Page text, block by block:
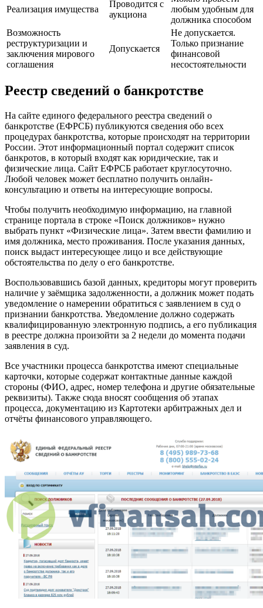
Реализация имущества
Проводится с
аукциона
любым удобным для
должника способом
Возможность
реструктуризации и
заключения мирового
соглашения
Допускается
Не допускается.
Только признание
финансовой
несостоятельности
Реестр сведений о банкротстве
На сайте единого федерального реестра сведений о
банкротстве (ЕФРСБ) публикуются сведения обо всех
процедурах банкротства, которые происходят на территории
России. Этот информационный портал содержит список
банкротов, в который входят как юридические, так и
физические лица. Сайт ЕФРСБ работает круглосуточно.
Любой человек может бесплатно получить онлайн-
консультацию и ответы на интересующие вопросы.
Чтобы получить необходимую информацию, на главной
странице портала в строке «Поиск должников» нужно
выбрать пункт «Физические лица». Затем ввести фамилию и
имя должника, место проживания. После указания данных,
поиск выдаст интересующее лицо и все действующие
обстоятельства по делу о его банкротстве.
Воспользовавшись базой данных, кредиторы могут проверить
наличие у заёмщика задолженности, а должник может подать
уведомление о намерении обратиться с заявлением в суд о
признании банкротства. Уведомление должно содержать
квалифицированную электронную подпись, а его публикация
в реестре должна произойти за 2 недели до момента подачи
заявления в суд.
Все участники процесса банкротства имеют специальные
карточки, которые содержат контактные данные каждой
стороны (ФИО, адрес, номер телефона и другие обязательные
реквизиты). Также сюда вносят сообщения об этапах
процесса, документацию из Картотеки арбитражных дел и
отчёты финансового управляющего.